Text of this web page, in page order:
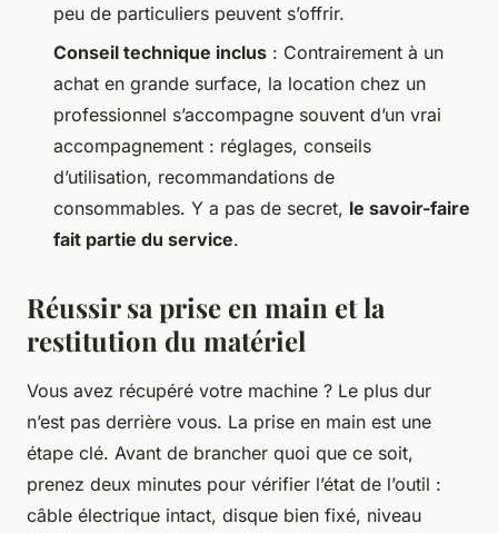
peu de particuliers peuvent s’offrir.
Conseil technique inclus : Contrairement à un
achat en grande surface, la location chez un
professionnel s’accompagne souvent d’un vrai
accompagnement : réglages, conseils
d’utilisation, recommandations de
consommables. Y a pas de secret, le savoir-faire
fait partie du service.
Réussir sa prise en main et la
restitution du matériel
Vous avez récupéré votre machine ? Le plus dur
n’est pas derrière vous. La prise en main est une
étape clé. Avant de brancher quoi que ce soit,
prenez deux minutes pour vérifier l’état de l’outil :
câble électrique intact, disque bien fixé, niveau